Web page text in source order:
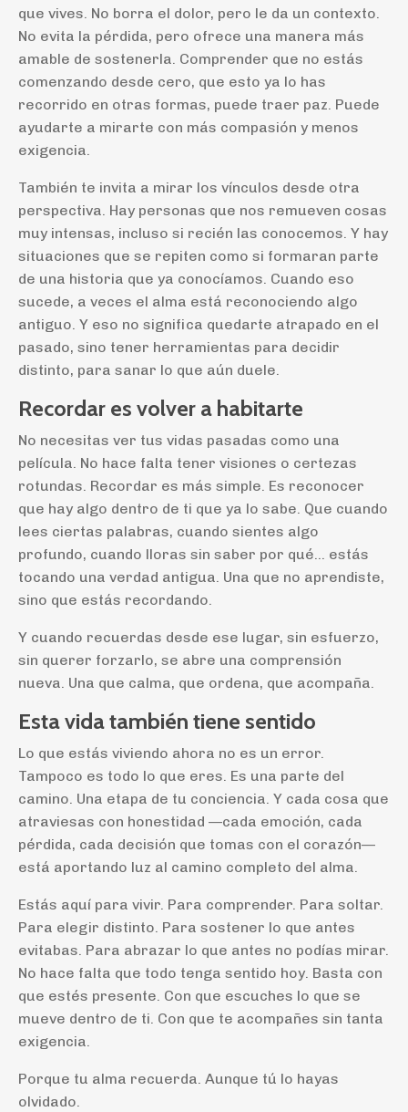
que vives. No borra el dolor, pero le da un contexto.
No evita la pérdida, pero ofrece una manera más
amable de sostenerla. Comprender que no estás
comenzando desde cero, que esto ya lo has
recorrido en otras formas, puede traer paz. Puede
ayudarte a mirarte con más compasión y menos
exigencia.
También te invita a mirar los vínculos desde otra
perspectiva. Hay personas que nos remueven cosas
muy intensas, incluso si recién las conocemos. Y hay
situaciones que se repiten como si formaran parte
de una historia que ya conocíamos. Cuando eso
sucede, a veces el alma está reconociendo algo
antiguo. Y eso no significa quedarte atrapado en el
pasado, sino tener herramientas para decidir
distinto, para sanar lo que aún duele.
Recordar es volver a habitarte
No necesitas ver tus vidas pasadas como una
película. No hace falta tener visiones o certezas
rotundas. Recordar es más simple. Es reconocer
que hay algo dentro de ti que ya lo sabe. Que cuando
lees ciertas palabras, cuando sientes algo
profundo, cuando lloras sin saber por qué… estás
tocando una verdad antigua. Una que no aprendiste,
sino que estás recordando.
Y cuando recuerdas desde ese lugar, sin esfuerzo,
sin querer forzarlo, se abre una comprensión
nueva. Una que calma, que ordena, que acompaña.
Esta vida también tiene sentido
Lo que estás viviendo ahora no es un error.
Tampoco es todo lo que eres. Es una parte del
camino. Una etapa de tu conciencia. Y cada cosa que
atraviesas con honestidad —cada emoción, cada
pérdida, cada decisión que tomas con el corazón—
está aportando luz al camino completo del alma.
Estás aquí para vivir. Para comprender. Para soltar.
Para elegir distinto. Para sostener lo que antes
evitabas. Para abrazar lo que antes no podías mirar.
No hace falta que todo tenga sentido hoy. Basta con
que estés presente. Con que escuches lo que se
mueve dentro de ti. Con que te acompañes sin tanta
exigencia.
Porque tu alma recuerda. Aunque tú lo hayas
olvidado.